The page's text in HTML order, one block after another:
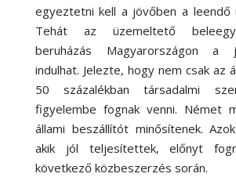
egyeztetni kell a jövőben a leendő
Tehát az üzemeltető
beruházás Magyarországon a
indulhat. Jelezte, hogy nem csak az
50 százalékban társadalmi
figyelembe fognak venni. Német
állami beszállítót minősítenek.
akik jól teljesítettek, előnyt
következő közbeszerzés során.